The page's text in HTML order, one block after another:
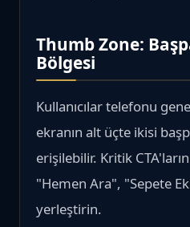
Thumb Zone:
Bölgesi
Kullanıcılar telefonu
ekranın alt üçte ikisi
erişilebilir. Kritik
"Hemen Ara", "Sepete
yerleştirin.